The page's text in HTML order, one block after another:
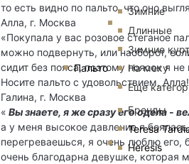
Пальто
Зимние
Длинные
Зимние
На меху
Еще
Бренды
Teresa
Heresis
то есть видно по пальто, что оно
Алла, г. Москва
«Покупала у вас розовое стеганое
можно подвернуть, или наоборот,
сидит без пояса, поэтому поясок я
Носите пальто с удовольствием,
Галина, г. Москва
« Вы знаете, я же сразу его одела -
а у меня высокое давление я
перегреваешься, я очень люблю его,
очень благодарна девушке, которая